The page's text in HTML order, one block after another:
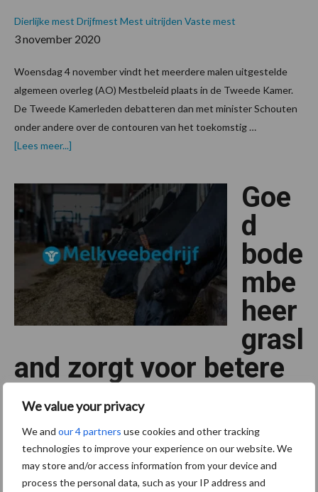
We value your privacy
We and our 4 partners use cookies and other tracking
technologies to improve your experience on our website. We
may store and/or access information from your device and
process the personal data, such as your IP address and
Dierlijke mest Drijfmest Mest uitrijden Vaste mest
3 november 2020
Woensdag 4 november vindt het meerdere malen uitgestelde
algemeen overleg (AO) Mestbeleid plaats in de Tweede Kamer.
De Tweede Kamerleden debatteren dan met minister Schouten
onder andere over de contouren van het toekomstig …
[Lees meer...]
voor
mestbeleid
Goe
d
bode
mbe
heer
grasl
and zorgt voor betere
waterinfiltratie
Gras
23 september 2020
Een goed bodembeheer van je grasland staat garant voor een